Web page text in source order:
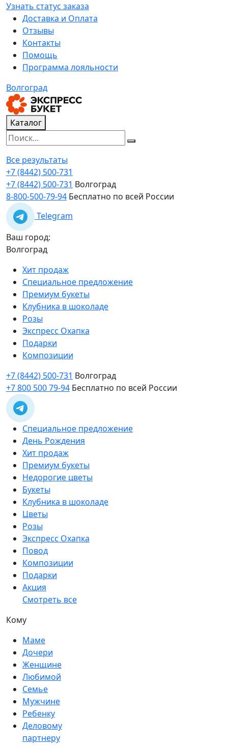
Узнать статус заказа
Доставка и Оплата
Отзывы
Контакты
Помощь
Программа лояльности
Волгоград
Каталог
Все результаты
+7 (8442) 500-731
+7 (8442) 500-731 Волгоград
8-800-500-79-94 Бесплатно по всей России
Telegram
Ваш город:
Волгоград
Хит продаж
Специальное предложение
Премиум букеты
Клубника в шоколаде
Розы
Экспресс Охапка
Подарки
Композиции
+7 (8442) 500-731 Волгоград
+7 800 500 79-94 Бесплатно по всей России
Специальное предложение
День Рождения
Хит продаж
Премиум букеты
Недорогие цветы
Букеты
Клубника в шоколаде
Цветы
Розы
Экспресс Охапка
Повод
Композиции
Подарки
Акция
Смотреть все
Кому
Маме
Дочери
Женщине
Любимой
Семье
Мужчине
Ребенку
Деловому
партнеру